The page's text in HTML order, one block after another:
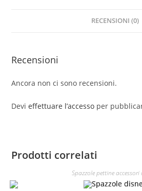
RECENSIONI (0)
Recensioni
Ancora non ci sono recensioni.
Devieffettuare l’accesso per
Prodotti correlati
Spazzole pettine accessori